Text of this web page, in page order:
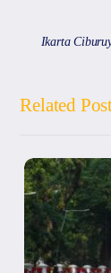
Ikarta
Related